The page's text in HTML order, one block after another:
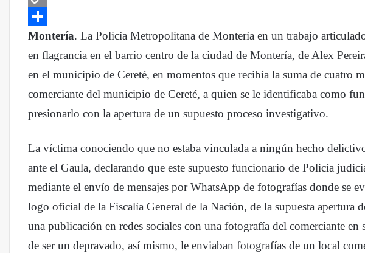
Copy
Link
Compartir
Montería. La Policía Metropolitana de Montería en un trabajo
en flagrancia en el barrio centro de la ciudad de Montería, de Alex
en el municipio de Cereté, en momentos que recibía la suma de cuatro
comerciante del municipio de Cereté, a quien se le identificaba como
presionarlo con la apertura de un supuesto proceso investigativo.
La víctima conociendo que no estaba vinculada a ningún hecho
ante el Gaula, declarando que este supuesto funcionario de Policía
mediante el envío de mensajes por WhatsApp de fotografías donde se
logo oficial de la Fiscalía General de la Nación, de la supuesta apertura
una publicación en redes sociales con una fotografía del comerciante
de ser un depravado, así mismo, le enviaban fotografías de un local